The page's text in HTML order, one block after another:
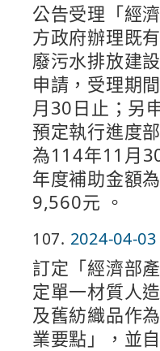
公告受理「經
方政府辦理既
廢污水排放建
申請，受理期
月30日止；另
預定執行進度
為114年11月
年度補助金額
9,560元 。
107 2024-04-03
訂定「經濟部
定單一材質人
及舊紡織品作
業要點」，並